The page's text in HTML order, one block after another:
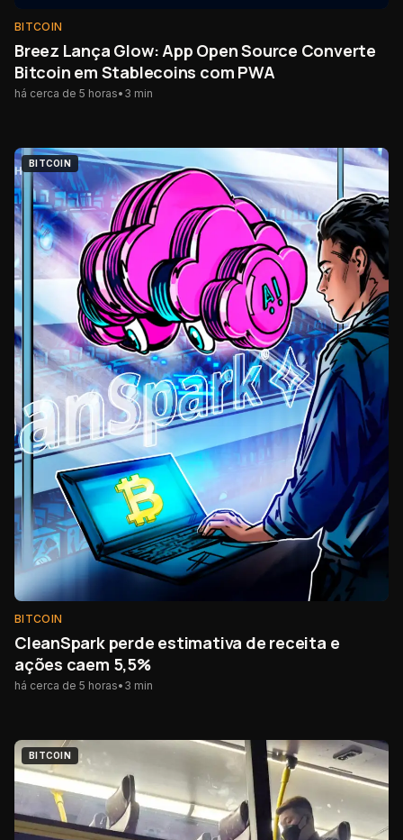
BITCOIN
Breez Lança Glow: App Open Source Converte
Bitcoin em Stablecoins com PWA
há cerca de 5 horas• 3 min
BITCOIN
BITCOIN
CleanSpark perde estimativa de receita e
ações caem 5,5%
há cerca de 5 horas• 3 min
BITCOIN